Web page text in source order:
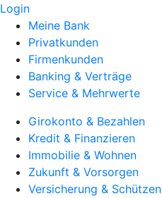
Login
Meine Bank
Privatkunden
Firmenkunden
Banking & Verträge
Service & Mehrwerte
Girokonto & Bezahlen
Kredit & Finanzieren
Immobilie & Wohnen
Zukunft & Vorsorgen
Versicherung & Schützen